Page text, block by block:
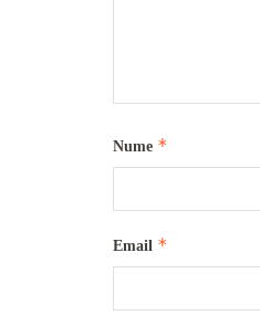
Nume *
Email *